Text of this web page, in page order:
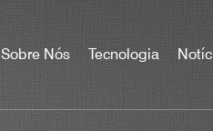
Sobre Nós Tecnologia